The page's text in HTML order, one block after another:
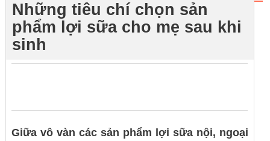
Những tiêu chí chọn sản
phẩm lợi sữa cho mẹ sau khi
sinh
Giữa vô vàn các sản phẩm lợi sữa nội, ngoại